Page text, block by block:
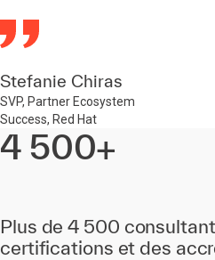
Stefanie Chiras
SVP, Partner Ecosystem
Success, Red Hat
4 500+
Plus de 4 500
certifications et des